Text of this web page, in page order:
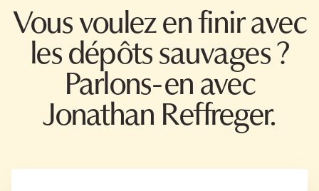
Vous voulez en finir avec
les dépôts sauvages ?
Parlons-en avec
Jonathan Reffreger.